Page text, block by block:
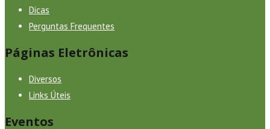
Dicas
Perguntas Frequentes
Páginas Eletrônicas
Diversos
Links Úteis
Eventos